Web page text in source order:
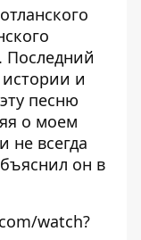
Последний
и
песню
о моем
не всегда
он в
watch?